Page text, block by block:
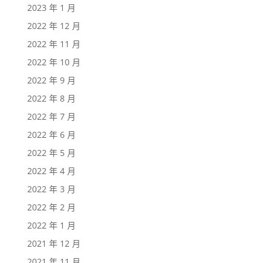
2023 年 1 月
2022 年 12 月
2022 年 11 月
2022 年 10 月
2022 年 9 月
2022 年 8 月
2022 年 7 月
2022 年 6 月
2022 年 5 月
2022 年 4 月
2022 年 3 月
2022 年 2 月
2022 年 1 月
2021 年 12 月